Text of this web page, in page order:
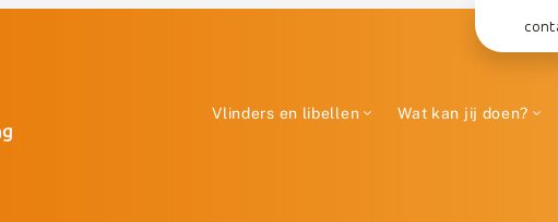
Vlinders en libellen Wat kan jij doen?